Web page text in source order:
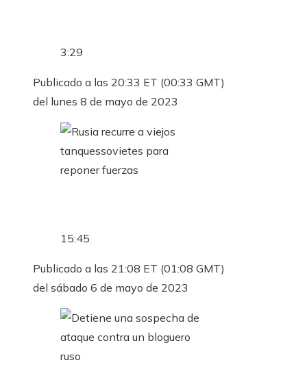
3:29
Publicado a las 20:33 ET (00:33 GMT)
del lunes 8 de mayo de 2023
15:45
Publicado a las 21:08 ET (01:08 GMT)
del sábado 6 de mayo de 2023